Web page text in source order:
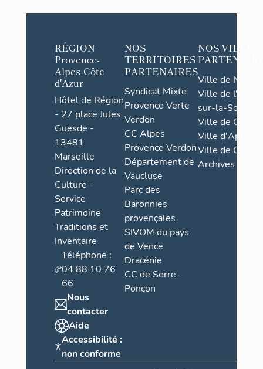
RÉGION
Provence-
Alpes-Côte
d'Azur
Hôtel de Région
- 27 place Jules
Guesde -
13481
Marseille
Direction de la
Culture -
Service
Patrimoine
Traditions et
Inventaire
Téléphone :
04 88 10 76
66
Nous
contacter
Aide
Accessibilité :
non conforme
NOS
TERRITOIRES
PARTENAIRES
Syndicat Mixte
Provence Verte
Verdon
CC Alpes
Provence Verdon
Département de
Vaucluse
Parc des
Baronnies
provençales
SIVOM du pays
de Vence
Dracénie
CC de Serre-
Ponçon
NOS VILLES
Ville de Nice
Ville de l'Isle-
sur-la-Sorgue
Ville de Grasse
Ville d'Apt
Ville de
Archives